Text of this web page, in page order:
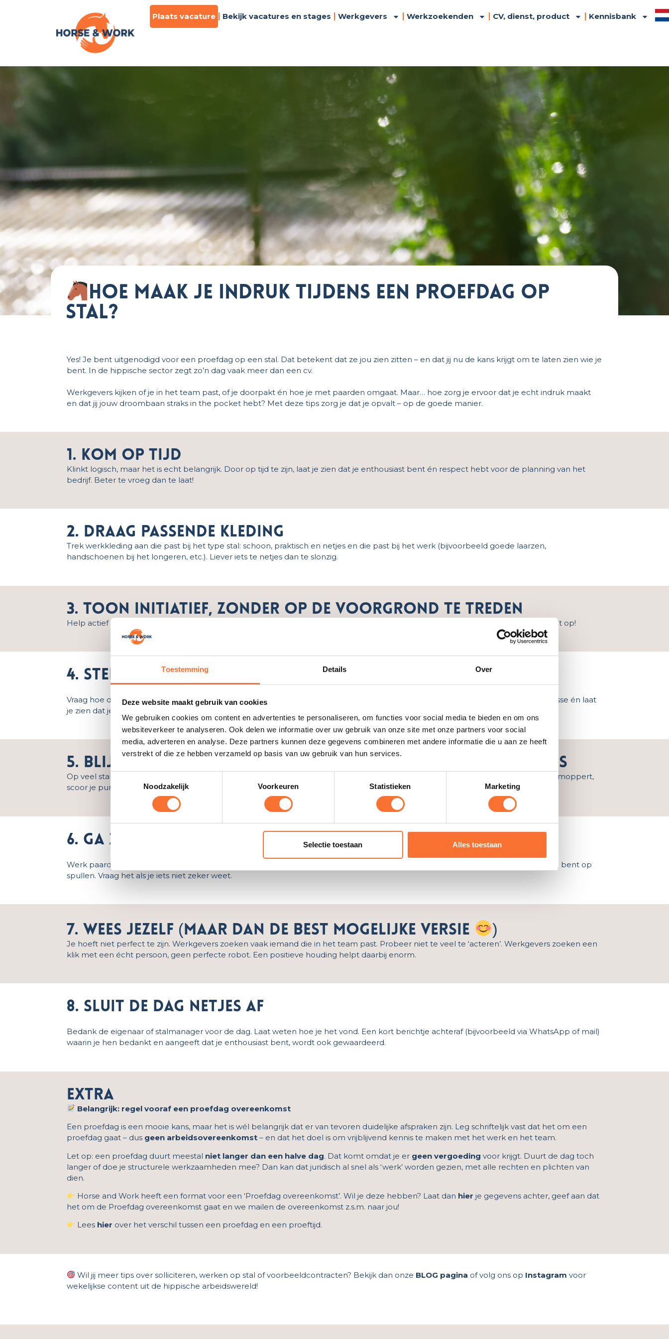
Toestemming Details Over
Deze website maakt gebruik van cookies
We gebruiken cookies om content en advertenties te personaliseren, om functies voor social media te bieden en om ons
websiteverkeer te analyseren. Ook delen we informatie over uw gebruik van onze site met onze partners voor social
media, adverteren en analyse. Deze partners kunnen deze gegevens combineren met andere informatie die u aan ze heeft
verstrekt of die ze hebben verzameld op basis van uw gebruik van hun services.
Noodzakelijk
Voorkeuren Statistieken Marketing
Selectie toestaan Alles toestaan
Plaats vacature Bekijk vacatures en stages Werkgevers Werkzoekenden CV, dienst, product Kennisbank
Hoe maak je indruk tijdens een proefdag op
stal?
Yes! Je bent uitgenodigd voor een proefdag op een stal. Dat betekent dat ze jou zien zitten – en dat jij nu de kans krijgt om te laten zien wie je
bent. In de hippische sector zegt zo’n dag vaak meer dan een cv.
Werkgevers kijken of je in het team past, of je doorpakt én hoe je met paarden omgaat. Maar… hoe zorg je ervoor dat je echt indruk maakt
en dat jij jouw droombaan straks in the pocket hebt? Met deze tips zorg je dat je opvalt – op de goede manier.
1. Kom op tijd
Klinkt logisch, maar het is echt belangrijk. Door op tijd te zijn, laat je zien dat je enthousiast bent én respect hebt voor de planning van het
bedrijf. Beter te vroeg dan te laat!
2. Draag passende kleding
Trek werkkleding aan die past bij het type stal: schoon, praktisch en netjes en die past bij het werk (bijvoorbeeld goede laarzen,
handschoenen bij het longeren, etc.). Liever iets te netjes dan te slonzig.
3. Toon initiatief, zonder op de voorgrond te treden
Help actief mee, zonder jezelf op te dringen. Zie je dat iemand iets moet tillen of een halster zoekt? Help even mee. Attent zijn valt op!
4. Stel vragen en toon interesse
Vraag hoe de dag normaal verloopt, wie er allemaal werken, of ze met een bepaald systeem werken, enzovoort. Zo toon je interesse én laat
je zien dat je serieus bent over de baan.
5. Blijf vriendelijk en professioneel, ook als het hectisch is
Op veel stallen is het hard werken, zeker rond voertijden of bij drukke trainingen. Als jij dan vriendelijk blijft, overzicht houdt en niet moppert,
scoor je punten.
6. Ga zorgvuldig om met de paarden en materiaal
Werk paardvriendelijk, veilig en volgens de regels van de stal. Laat zien dat je met respect met de paarden omgaat én dat je zuinig bent op
spullen. Vraag het als je iets niet zeker weet.
7. Wees jezelf (maar dan de best mogelijke versie )
Je hoeft niet perfect te zijn. Werkgevers zoeken vaak iemand die in het team past. Probeer niet te veel te ‘acteren’. Werkgevers zoeken een
klik met een écht persoon, geen perfecte robot. Een positieve houding helpt daarbij enorm.
8. Sluit de dag netjes af
Bedank de eigenaar of stalmanager voor de dag. Laat weten hoe je het vond. Een kort berichtje achteraf (bijvoorbeeld via WhatsApp of mail)
waarin je hen bedankt en aangeeft dat je enthousiast bent, wordt ook gewaardeerd.
Extra
Belangrijk: regel vooraf een proefdag overeenkomst
Een proefdag is een mooie kans, maar het is wél belangrijk dat er van tevoren duidelijke afspraken zijn. Leg schriftelijk vast dat het om een
proefdag gaat – dus geen arbeidsovereenkomst – en dat het doel is om vrijblijvend kennis te maken met het werk en het team.
Let op: een proefdag duurt meestal niet langer dan een halve dag. Dat komt omdat je er geen vergoeding voor krijgt. Duurt de dag toch
langer of doe je structurele werkzaamheden mee? Dan kan dat juridisch al snel als ‘werk’ worden gezien, met alle rechten en plichten van
dien.
Horse and Work heeft een format voor een ‘Proefdag overeenkomst’. Wil je deze hebben? Laat dan hier je gegevens achter, geef aan dat
het om de Proefdag overeenkomst gaat en we mailen de overeenkomst z.s.m. naar jou!
Lees hier over het verschil tussen een proefdag en een proeftijd.
Wil jij meer tips over solliciteren, werken op stal of voorbeeldcontracten? Bekijk dan onze BLOG pagina of volg ons op Instagram voor
wekelijkse content uit de hippische arbeidswereld!